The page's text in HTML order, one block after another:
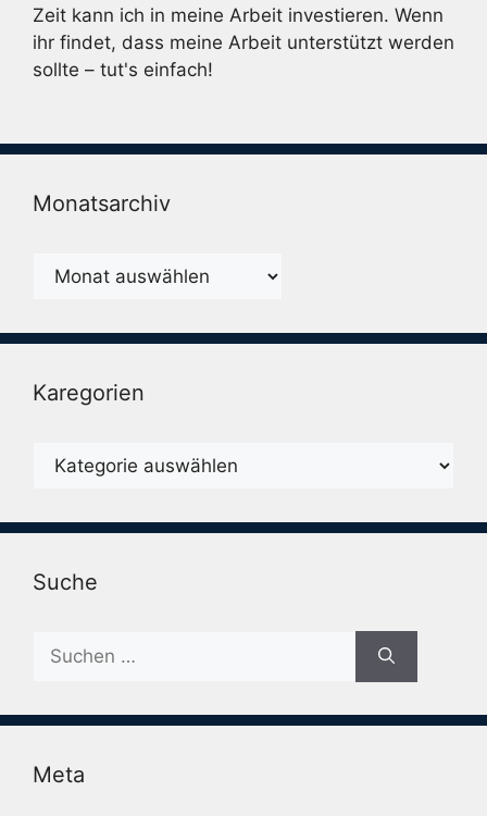
Zeit kann ich in meine Arbeit investieren. Wenn
ihr findet, dass meine Arbeit unterstützt werden
sollte – tut's einfach!
Monatsarchiv
Monatsarchiv
Karegorien
Karegorien
Suche
Suche
nach:
Meta